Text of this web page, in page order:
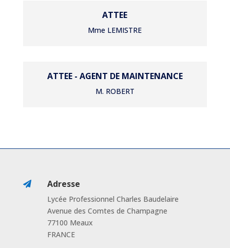
ATTEE
Mme LEMISTRE
ATTEE - AGENT DE MAINTENANCE
M. ROBERT
 Adresse
Lycée Professionnel Charles Baudelaire
Avenue des Comtes de Champagne
77100 Meaux
FRANCE